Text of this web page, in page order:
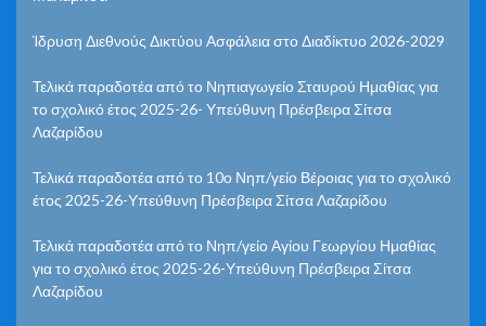
Ίδρυση Διεθνούς Δικτύου Ασφάλεια στο Διαδίκτυο 2026-2029
Τελικά παραδοτέα από το Νηπιαγωγείο Σταυρού Ημαθίας για
το σχολικό έτος 2025-26- Υπεύθυνη Πρέσβειρα Σίτσα
Λαζαρίδου
Τελικά παραδοτέα από το 10ο Νηπ/γείο Βέροιας για το σχολικό
έτος 2025-26-Υπεύθυνη Πρέσβειρα Σίτσα Λαζαρίδου
Τελικά παραδοτέα από το Νηπ/γείο Αγίου Γεωργίου Ημαθίας
για το σχολικό έτος 2025-26-Υπεύθυνη Πρέσβειρα Σίτσα
Λαζαρίδου